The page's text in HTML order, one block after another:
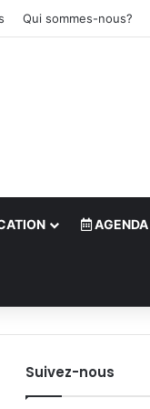
Qui sommes-nous?
AGENDA
Suivez-nous